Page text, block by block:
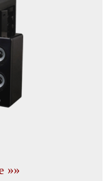
»»